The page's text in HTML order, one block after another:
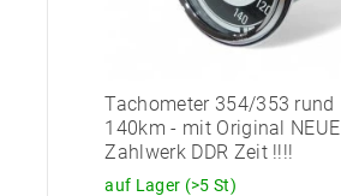
Tachometer 354/353 rund
140km - mit Original NEUE
Zahlwerk DDR Zeit !!!!
auf Lager (>5 St)